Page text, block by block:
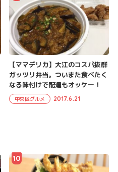
【ママデリカ】大江のコスパ抜群
ガッツリ弁当。ついまた食べたく
なる味付けで配達もオッケー！
中央区グルメ 2017.6.21
10